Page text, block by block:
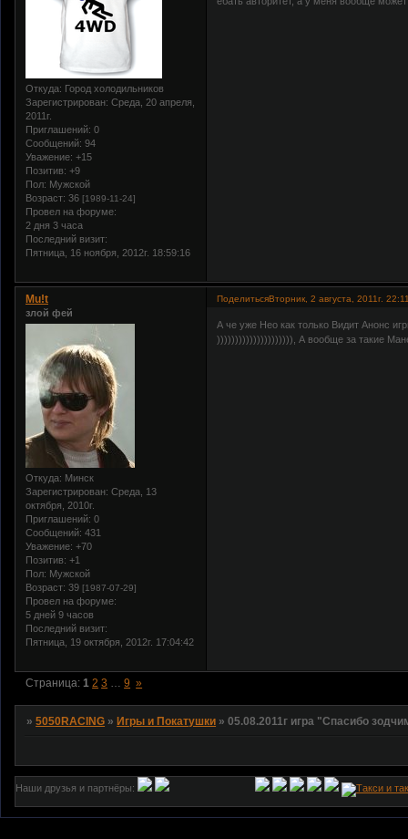
Откуда: Город холодильников
Зарегистрирован: Среда, 20 апреля,
2011г.
Приглашений: 0
Сообщений: 94
Уважение: +15
Позитив: +9
Пол: Мужской
Возраст: 36 [1989-11-24]
Провел на форуме:
2 дня 3 часа
Последний визит:
Пятница, 16 ноября, 2012г. 18:59:16
ПоделитьсяВторник, 2 августа, 2011г.
Mu!t
злой фей
Откуда: Минск
Зарегистрирован: Среда, 13
октября, 2010г.
Приглашений: 0
Сообщений: 431
Уважение: +70
Позитив: +1
Пол: Мужской
Возраст: 39 [1987-07-29]
Провел на форуме:
5 дней 9 часов
Последний визит:
Пятница, 19 октября, 2012г. 17:04:42
А че уже Нео как только Видит Анонс
))))))))))))))))))))), А вообще за такие
Страница:1 2 3 … 9 »
»5050RACING »Игры и Покатушки »05.08.2011г игра "Спасибо
Наши друзья и партнёры: